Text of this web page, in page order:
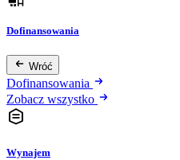
Dofinansowania
Wróć
Dofinansowania
Zobacz wszystko
Wynajem